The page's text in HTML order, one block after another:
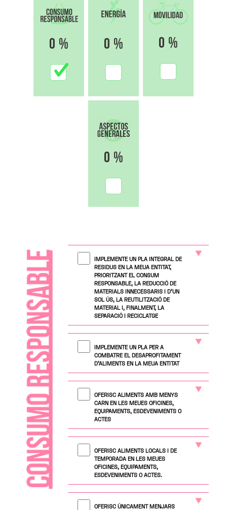
0 % 0 % 0 %
0 %
IMPLEMENTE UN PLA INTEGRAL DE
RESIDUS EN LA MEUA ENTITAT,
PRIORITZANT EL CONSUM
RESPONSABLE, LA REDUCCIÓ DE
MATERIALS INNECESSARIS I D'UN
SOL ÚS, LA REUTILITZACIÓ DE
MATERIAL I, FINALMENT, LA
SEPARACIÓ I RECICLATGE
IMPLEMENTE UN PLA PER A
COMBATRE EL DESAPROFITAMENT
D'ALIMENTS EN LA MEUA ENTITAT
OFERISC ALIMENTS AMB MENYS
CARN EN LES MEUES OFICINES,
EQUIPAMENTS, ESDEVENIMENTS O
ACTES
OFERISC ALIMENTS LOCALS I DE
TEMPORADA EN LES MEUES
OFICINES, EQUIPAMENTS,
ESDEVENIMENTS O ACTES.
OFERISC ÚNICAMENT MENJARS